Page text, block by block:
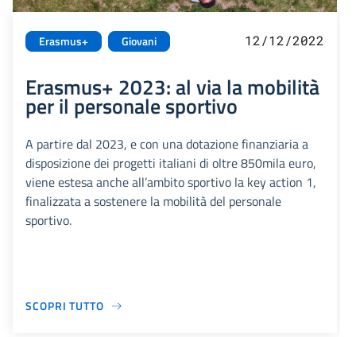
Erasmus+ Giovani 12/12/2022
Erasmus+ 2023: al via la mobilità
per il personale sportivo
A partire dal 2023, e con una dotazione finanziaria a
disposizione dei progetti italiani di oltre 850mila euro,
viene estesa anche all’ambito sportivo la key action 1,
finalizzata a sostenere la mobilità del personale
sportivo.
SCOPRI TUTTO